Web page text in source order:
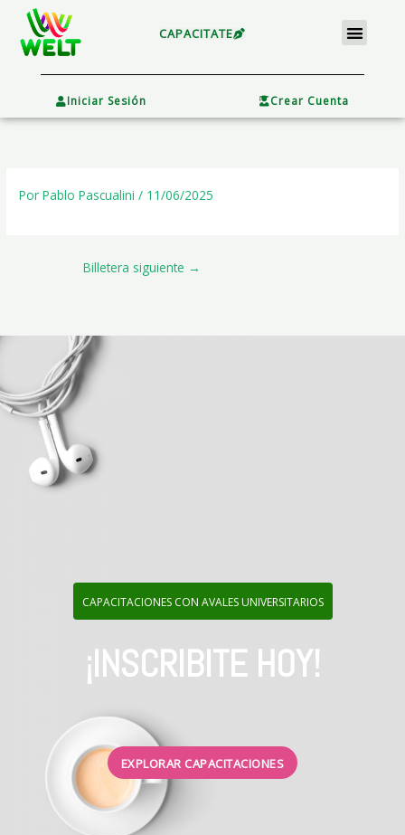
contenido
CAPACITATE Menu
Iniciar Sesión Crear Cuenta
PorPablo Pascualini/ 11/06/2025
Billetera siguiente →
CAPACITACIONES CON AVALES UNIVERSITARIOS
¡INSCRIBITE HOY!
EXPLORAR CAPACITACIONES